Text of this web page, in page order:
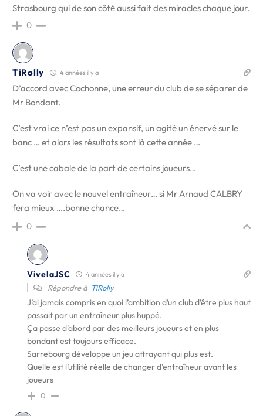
Strasbourg qui de son côtė aussi fait des miracles chaque jour.
0
TiRolly 4 années il y a
D’accord avec Cochonne, une erreur du club de se séparer de
Mr Bondant.
C’est vrai ce n’est pas un expansif, un agité un énervé sur le
banc … et alors les résultats sont là cette année …
C’est une cabale de la part de certains joueurs…
On va voir avec le nouvel entraîneur… si Mr Arnaud CALBRY
fera mieux ….bonne chance…
0
VivelaJSC 4 années il y a
Répondre à TiRolly
J’ai jamais compris en quoi l’ambition d’un club d’être plus haut
passait par un entraîneur plus huppé.
Ça passe d’abord par des meilleurs joueurs et en plus
bondant est toujours efficace.
Sarrebourg développe un jeu attrayant qui plus est.
Quelle est l’utilité réelle de changer d’entraîneur avant les
joueurs
0